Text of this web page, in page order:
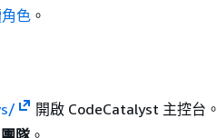
色 。
開啟 CodeCatalyst 主控台。